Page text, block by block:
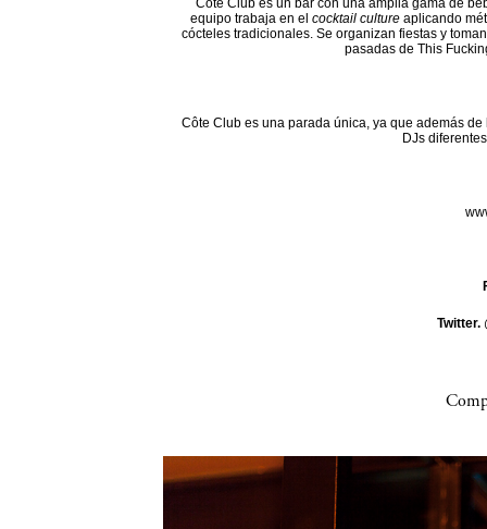
equipo trabaja en el cocktail culture aplicando
cócteles tradicionales. Se organizan fiestas y
pasadas de This
Côte Club es una parada única, ya que además
DJs
Twitter.